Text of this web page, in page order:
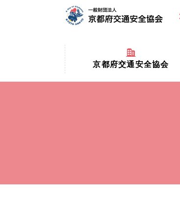
京都府交通安全協会
京都府交通安全協会とは？